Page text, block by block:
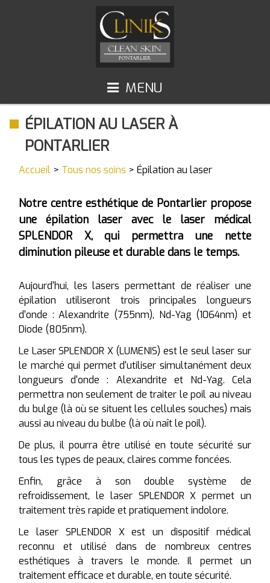
ACCUEIL
Silhouette et cellulite
Aquapeel 4
JetPeel
Microneedling Exosomes - PDRN
Les soins RENATA FRANÇA
Photobiomodulation par LED
Programmes de soins spéciaux
ACCÈS ET HORAIRES
CONTACT
MENU
ÉPILATION AU LASER À
PONTARLIER
Accueil > Tous nos soins > Épilation au laser
Notre centre esthétique de Pontarlier propose
une épilation laser avec le laser médical
SPLENDOR X, qui permettra une nette
diminution pileuse et durable dans le temps.
Aujourd'hui, les lasers permettant de réaliser une
épilation utiliseront trois principales longueurs
d'onde : Alexandrite (755nm), Nd-Yag (1064nm) et
Diode (805nm).
Le Laser SPLENDOR X (LUMENIS) est le seul laser sur
le marché qui permet d'utiliser simultanément deux
longueurs d'onde : Alexandrite et Nd-Yag. Cela
permettra non seulement de traiter le poil au niveau
du bulge (là où se situent les cellules souches) mais
aussi au niveau du bulbe (là où naît le poil).
De plus, il pourra être utilisé en toute sécurité sur
tous les types de peaux, claires comme foncées.
Enfin, grâce à son double système de
refroidissement, le laser SPLENDOR X permet un
traitement très rapide et pratiquement indolore.
Le laser SPLENDOR X est un dispositif médical
reconnu et utilisé dans de nombreux centres
esthétiques à travers le monde. Il permet un
traitement efficace et durable, en toute sécurité.